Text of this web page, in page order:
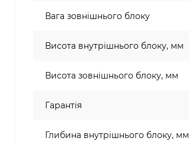
Вага зовнішнього блоку
Висота внутрішнього блоку, мм
Висота зовнішнього блоку, мм
Гарантія
Глибина внутрішнього блоку, мм